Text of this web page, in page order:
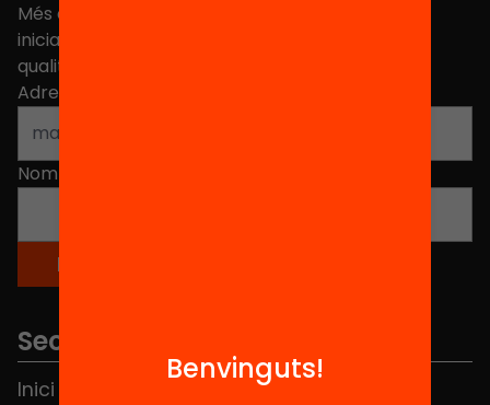
Més de 40.000 persones ja han triat Equitat. Rep
iniciatives, propostes i projectes per millorar la
qualitat de l'educació a Catalunya.
Adreça electrònica
Nom
Seccions
Inici
Benvinguts!